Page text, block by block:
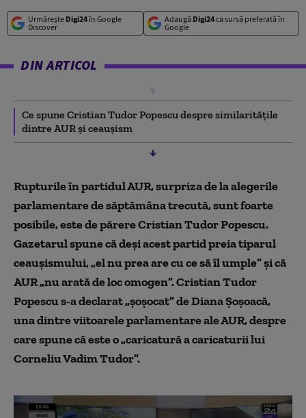
Urmărește Digi24în Google
Discover
Adaugă Digi24ca sursă preferată în
Google
DIN ARTICOL
Ce spune Cristian Tudor Popescu despre similaritățile
dintre AUR și ceaușism
Rupturile în partidul AUR, surpriza de la alegerile
parlamentare de săptămâna trecută, sunt foarte
posibile, este de părere Cristian Tudor Popescu.
Gazetarul spune că deși acest partid preia tiparul
ceaușismului, „el nu prea are cu ce să îl umple” și că
AUR „nu arată de loc omogen”. Cristian Tudor
Popescu s-a declarat „șoșocat” de Diana Șoșoacă,
una dintre viitoarele parlamentare ale AUR, despre
care spune că este o „caricatură a caricaturii lui
Corneliu Vadim Tudor”.